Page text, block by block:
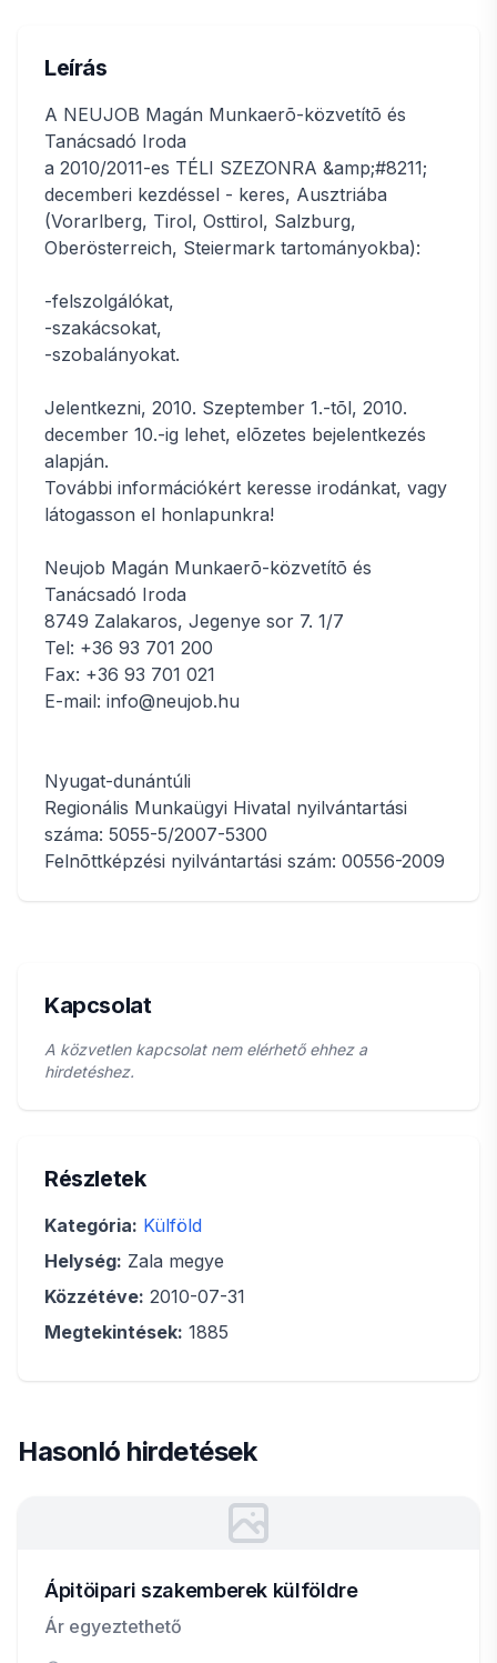
Leírás
A NEUJOB Magán Munkaerõ-közvetítõ és
Tanácsadó Iroda
a 2010/2011-es TÉLI SZEZONRA &amp;#8211;
decemberi kezdéssel - keres, Ausztriába
(Vorarlberg, Tirol, Osttirol, Salzburg,
Oberösterreich, Steiermark tartományokba):
-felszolgálókat,
-szakácsokat,
-szobalányokat.
Jelentkezni, 2010. Szeptember 1.-tõl, 2010.
december 10.-ig lehet, elõzetes bejelentkezés
alapján.
További információkért keresse irodánkat, vagy
látogasson el honlapunkra!
Neujob Magán Munkaerõ-közvetítõ és
Tanácsadó Iroda
8749 Zalakaros, Jegenye sor 7. 1/7
Tel: +36 93 701 200
Fax: +36 93 701 021
E-mail: info@neujob.hu
Nyugat-dunántúli
Regionális Munkaügyi Hivatal nyilvántartási
száma: 5055-5/2007-5300
Felnõttképzési nyilvántartási szám: 00556-2009
Kapcsolat
A közvetlen kapcsolat nem elérhető ehhez a
hirdetéshez.
Részletek
Kategória: Külföld
Helység: Zala megye
Közzétéve: 2010-07-31
Megtekintések: 1885
Hasonló hirdetések
Ápitöipari szakemberek külföldre
Ár egyeztethető